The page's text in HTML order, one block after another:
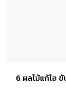
6 ผลไม้แก้ไอ